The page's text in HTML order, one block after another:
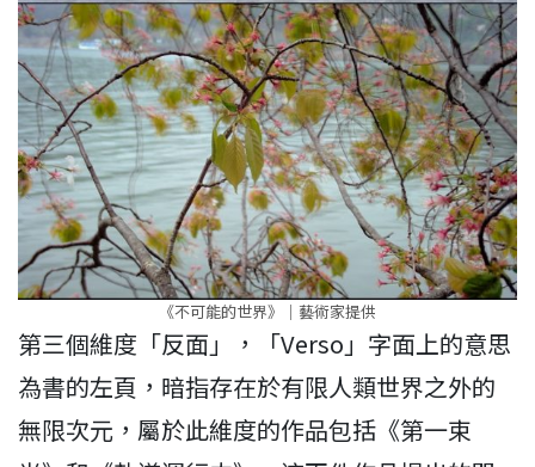
《不可能的世界》｜藝術家提供
第三個維度「反面」，「Verso」字面上的意思
為書的左頁，暗指存在於有限人類世界之外的
無限次元，屬於此維度的作品包括《第一束